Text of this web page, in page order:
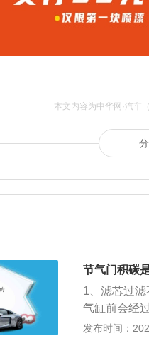
本文内容为中华网·汽车（
节气门积碳
1、滤芯过
气缸前会经
所以节气门
发布时间：